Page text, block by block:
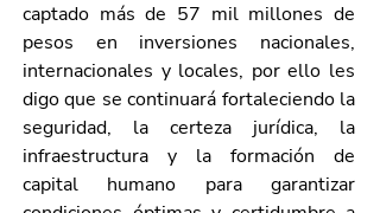
captado más de 57 mil millones de
pesos en inversiones nacionales,
internacionales y locales, por ello les
digo que se continuará fortaleciendo la
seguridad, la certeza jurídica, la
infraestructura y la formación de
capital humano para garantizar